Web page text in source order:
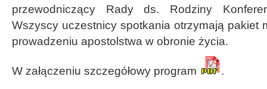
przewodniczący Rady ds. Rodziny
Wszyscy uczestnicy spotkania otrzymają pakiet
prowadzeniu apostolstwa w obronie życia.
W załączeniu szczegółowy program
.